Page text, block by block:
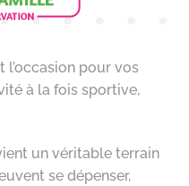
l’occasion pour vos
à la fois sportive,
un véritable terrain
se dépenser,